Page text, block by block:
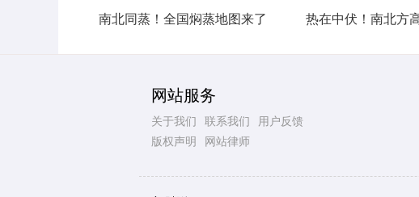
南北同蒸！全国焖蒸地图来了
网站服务
关于我们 联系我们
用户反馈
版权声明
网站律师